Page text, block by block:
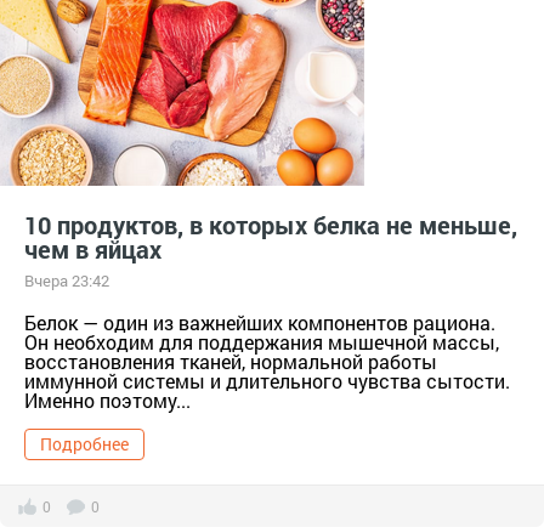
10 продуктов, в которых белка не меньше,
чем в яйцах
Вчера 23:42
Белок — один из важнейших компонентов рациона.
Он необходим для поддержания мышечной массы,
восстановления тканей, нормальной работы
иммунной системы и длительного чувства сытости.
Именно поэтому...
Подробнее
0 0